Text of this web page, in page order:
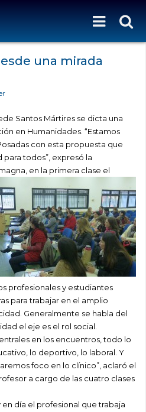
una mirada
Santos Mártires se dicta una
en Humanidades. “Estamos
con esta propuesta que
todos”, expresó la
en la primera clase el
profesionales y estudiantes
para trabajar en el amplio
Generalmente se habla del
el eje es el rol social.
en los encuentros, todo lo
lo deportivo, lo laboral. Y
foco en lo clínico”, aclaró el
a cargo de las cuatro clases
en día el profesional que trabaja